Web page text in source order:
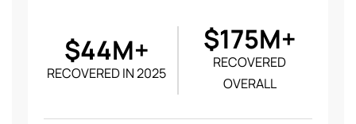
$44M+
RECOVERED IN 2025
$175M+
RECOVERED
OVERALL